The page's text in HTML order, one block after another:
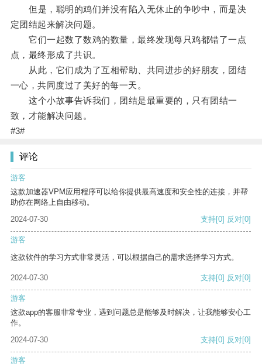
但是，聪明的鸡们并没有陷入无休止的争吵中，而是决
定团结起来解决问题。
它们一起数了数鸡的数量，最终发现每只鸡都错了一点
点，最终形成了共识。
从此，它们成为了互相帮助、共同进步的好朋友，团结
一心，共同度过了美好的每一天。
这个小故事告诉我们，团结是最重要的，只有团结一
致，才能解决问题。
#3#
评论
游客
这款加速器VPM应用程序可以给你提供最高速度和安全性的连接，并帮
助你在网络上自由移动。
2024-07-30
支持[0] 反对[0]
游客
这款软件的学习方式非常灵活，可以根据自己的需求选择学习方式。
2024-07-30 支持[0] 反对[0]
游客
这款app的客服非常专业，遇到问题总是能够及时解决，让我能够安心工
作。
2024-07-30
支持[0] 反对[0]
游客